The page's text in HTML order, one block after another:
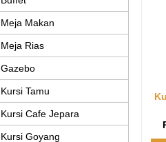
Meja Makan
Meja Rias
Gazebo
Kursi Tamu
Kursi Cafe Jepara
Kursi Goyang